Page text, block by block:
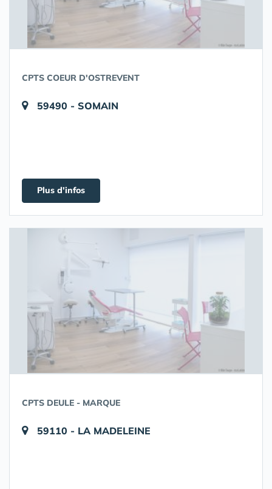
CPTS COEUR D'OSTREVENT
59490 - SOMAIN
Plus d'infos
CPTS DEULE - MARQUE
59110 - LA MADELEINE